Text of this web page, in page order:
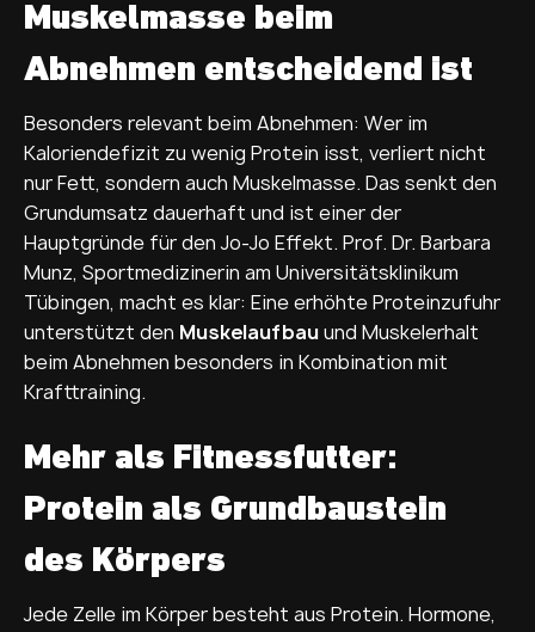
Muskelmasse beim
Abnehmen entscheidend ist
Besonders relevant beim Abnehmen: Wer im
Kaloriendefizit zu wenig Protein isst, verliert nicht
nur Fett, sondern auch Muskelmasse. Das senkt den
Grundumsatz dauerhaft und ist einer der
Hauptgründe für den Jo-Jo Effekt. Prof. Dr. Barbara
Munz, Sportmedizinerin am Universitätsklinikum
Tübingen, macht es klar: Eine erhöhte Proteinzufuhr
unterstützt den Muskelaufbauund Muskelerhalt
beim Abnehmen besonders in Kombination mit
Krafttraining.
Mehr als Fitnessfutter:
Protein als Grundbaustein
des Körpers
Jede Zelle im Körper besteht aus Protein. Hormone,